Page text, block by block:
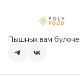
Пышных вам